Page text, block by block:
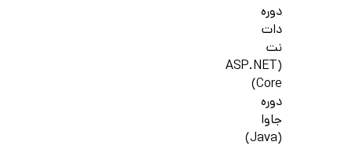
دوره
دات
نت
(ASP.NET
Core)
دوره
جاوا
(Java)